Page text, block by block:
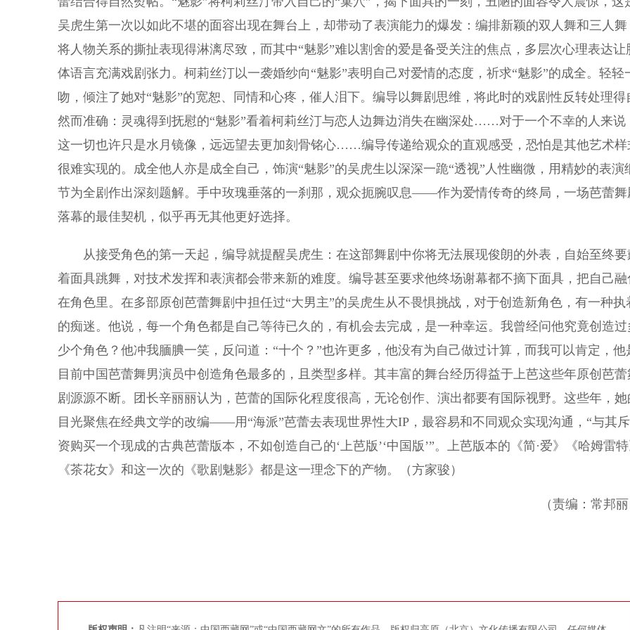
吴虎生第一次以如此不堪的面容出现在舞台上，却带动了表演能力的爆发：编排新颖的双人舞和三人舞
将人物关系的撕扯表现得淋漓尽致，而其中“魅影”难以割舍的爱是备受关注的焦点，多层次心理表达让
体语言充满戏剧张力。柯莉丝汀以一袭婚纱向“魅影”表明自己对爱情的态度，祈求“魅影”的成全。轻轻
吻，倾注了她对“魅影”的宽恕、同情和心疼，催人泪下。编导以舞剧思维，将此时的戏剧性反转处理得
然而准确：灵魂得到抚慰的“魅影”看着柯莉丝汀与恋人边舞边消失在幽深处……对于一个不幸的人来说
这一切也许只是水月镜像，远远望去更加刻骨铭心……编导传递给观众的直观感受，恐怕是其他艺术样
很难实现的。成全他人亦是成全自己，饰演“魅影”的吴虎生以深深一跪“透视”人性幽微，用精妙的表演
节为全剧作出深刻题解。手中玫瑰垂落的一刹那，观众扼腕叹息——作为爱情传奇的终局，一场芭蕾舞
落幕的最佳契机，似乎再无其他更好选择。
从接受角色的第一天起，编导就提醒吴虎生：在这部舞剧中你将无法展现俊朗的外表，自始至终要
着面具跳舞，对技术发挥和表演都会带来新的难度。编导甚至要求他终场谢幕都不摘下面具，把自己融
在角色里。在多部原创芭蕾舞剧中担任过“大男主”的吴虎生从不畏惧挑战，对于创造新角色，有一种执
的痴迷。他说，每一个角色都是自己等待已久的，有机会去完成，是一种幸运。我曾经问他究竟创造过
少个角色？他冲我腼腆一笑，反问道：“十个？”也许更多，他没有为自己做过计算，而我可以肯定，他
目前中国芭蕾舞男演员中创造角色最多的，且类型多样。其丰富的舞台经历得益于上芭这些年原创芭蕾
剧源源不断。团长辛丽丽认为，芭蕾的国际化程度很高，无论创作、演出都要有国际视野。这些年，她
目光聚焦在经典文学的改编——用“海派”芭蕾去表现世界性大IP，最容易和不同观众实现沟通，“与其斥
资购买一个现成的古典芭蕾版本，不如创造自己的‘上芭版’‘中国版’”。上芭版本的《简·爱》《哈姆雷特
《茶花女》和这一次的《歌剧魅影》都是这一理念下的产物。（方家骏）
（责编：常邦丽